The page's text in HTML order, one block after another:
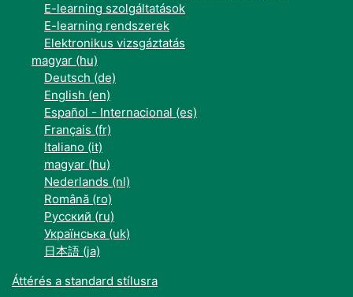
E-learning szolgáltatások
E-learning rendszerek
Elektronikus vizsgáztatás
magyar ‎(hu)‎
Deutsch ‎(de)‎
English ‎(en)‎
Español - Internacional ‎(es)‎
Français ‎(fr)‎
Italiano ‎(it)‎
magyar ‎(hu)‎
Nederlands ‎(nl)‎
Română ‎(ro)‎
Русский ‎(ru)‎
Українська ‎(uk)‎
日本語 ‎(ja)‎
Áttérés a standard stílusra